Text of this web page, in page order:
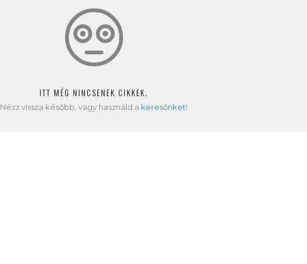
ITT MÉG NINCSENEK CIKKEK.
Nézz vissza később, vagy használd a keresőnket!